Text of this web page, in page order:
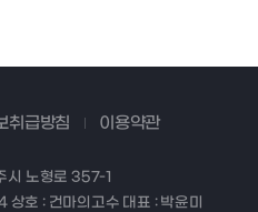
취급방침 이용약관
시 노형로 357-1
호 : 건마의고수 대표 : 박윤미